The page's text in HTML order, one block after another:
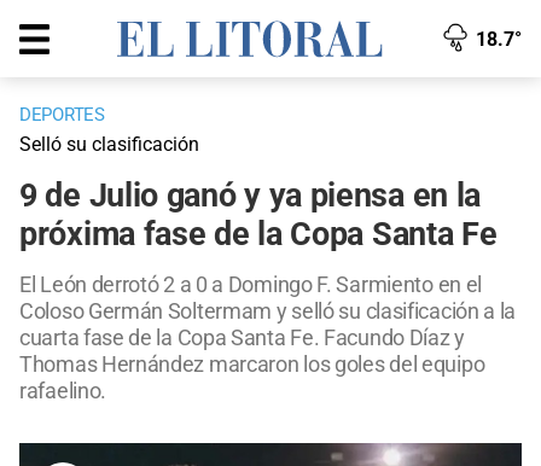
18.7°
DEPORTES
Selló su clasificación
9 de Julio ganó y ya piensa en la
próxima fase de la Copa Santa Fe
El León derrotó 2 a 0 a Domingo F. Sarmiento en el
Coloso Germán Soltermam y selló su clasificación a la
cuarta fase de la Copa Santa Fe. Facundo Díaz y
Thomas Hernández marcaron los goles del equipo
rafaelino.